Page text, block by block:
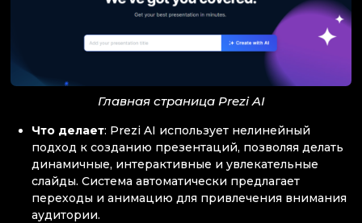
Главная страница Prezi AI
Что делает: Prezi AI использует нелинейный
подход к созданию презентаций, позволяя делать
динамичные, интерактивные и увлекательные
слайды. Система автоматически предлагает
переходы и анимацию для привлечения внимания
аудитории.